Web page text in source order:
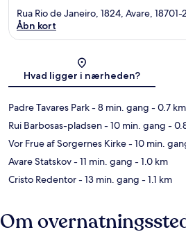
Rua Rio de Janeiro, 1824, Avare,
Åbn kort
Hvad ligger i nærheden?
Padre Tavares Park- 8 min. gang - 0.7 km
Rui Barbosas-pladsen- 10 min. gang -
Vor Frue af Sorgernes Kirke- 10 min.
Avare Statskov- 11 min. gang - 1.0 km
Cristo Redentor- 13 min. gang - 1.1 km
Om